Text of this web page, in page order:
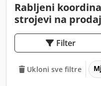
Rabljeni
strojevi na
Filter
Ukloni sve filtre